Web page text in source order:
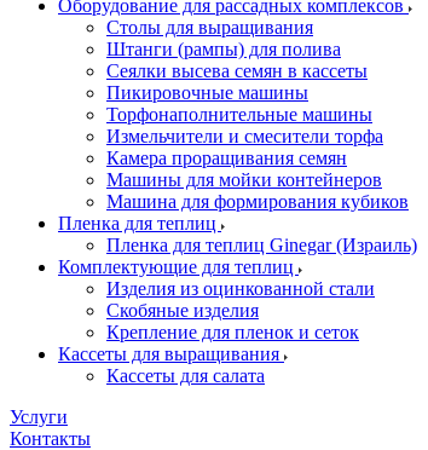
Оборудование для рассадных комплексов
Столы для выращивания
Штанги (рампы) для полива
Сеялки высева семян в кассеты
Пикировочные машины
Торфонаполнительные машины
Измельчители и смесители торфа
Камера проращивания семян
Машины для мойки контейнеров
Машина для формирования кубиков
Пленка для теплиц
Пленка для теплиц Ginegar (Израиль)
Комплектующие для теплиц
Изделия из оцинкованной стали
Скобяные изделия
Крепление для пленок и сеток
Кассеты для выращивания
Кассеты для салата
Услуги
Контакты